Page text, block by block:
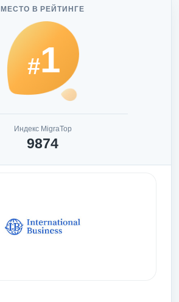
МЕСТО В РЕЙТИНГЕ
#1
Индекс MigraTop
9874